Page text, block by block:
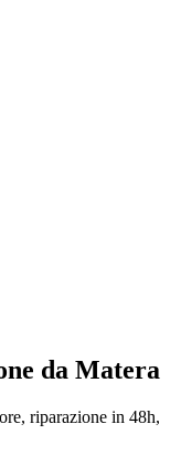
da Matera
riparazione in 48h,